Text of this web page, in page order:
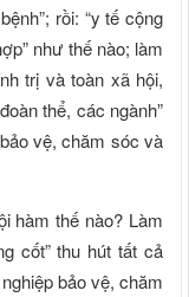
rồi: “y tế cộng
như thế nào; làm
trị và toàn xã hội,
thể, các ngành”
vệ, chăm sóc và
hàm thế nào? Làm
cốt” thu hút tất cả
bảo vệ, chăm